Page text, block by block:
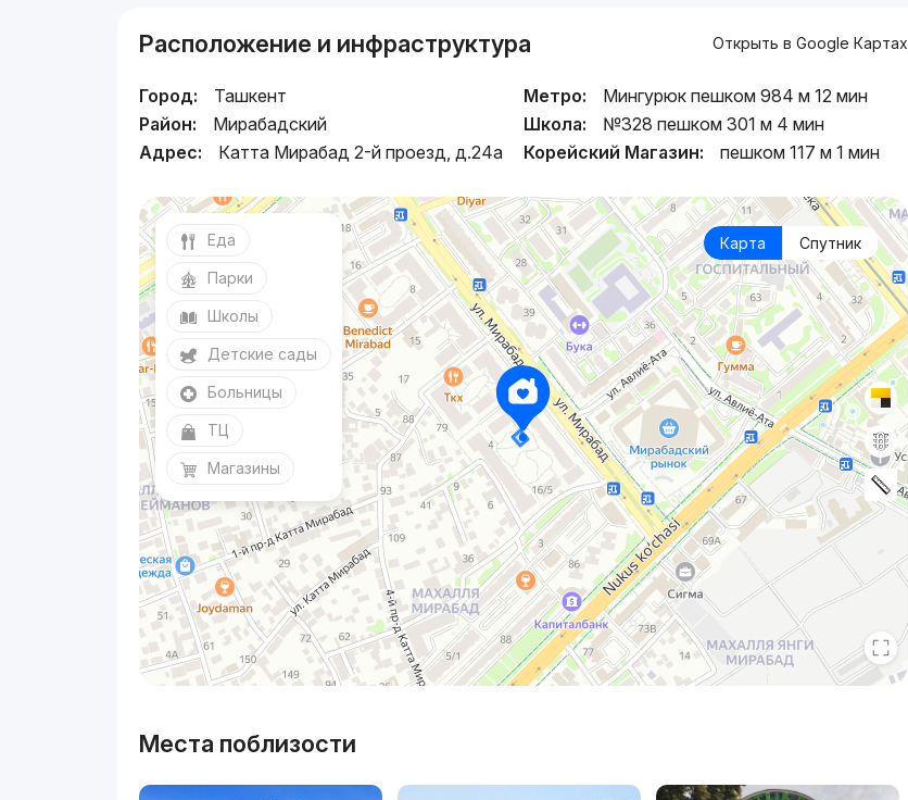
Расположение и инфраструктура Открыть в Google Картах
Город:
Ташкент
Район:
Мирабадский
Адрес:
Катта Мирабад 2-й проезд, д.24a
Метро:
Мингурюк пешком 984 м 12 мин
Школа:
№328 пешком 301 м 4 мин
Корейский Магазин:
пешком 117 м 1 мин
Карта Спутник
Еда
Парки
Школы
Детские сады
Больницы
ТЦ
Магазины
Места поблизости